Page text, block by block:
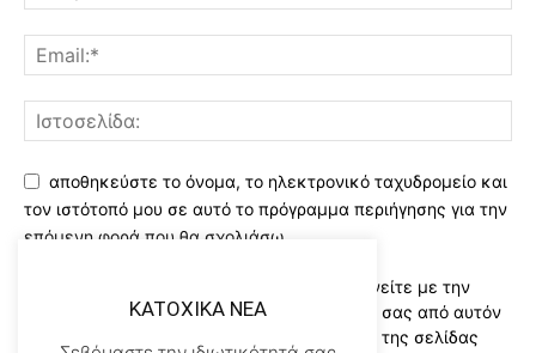
αποθηκεύστε το όνομα, το ηλεκτρονικό ταχυδρομείο και
τον ιστότοπό μου σε αυτό το πρόγραμμα περιήγησης για την
επόμενη φορά που θα σχολιάσω.
Χρησιμοποιώντας αυτό το έντυπο συμφωνείτε με την
αποθήκευση και χειρισμό των δεδομένων σας από αυτόν
τον ιστότοπο..Διαβάστε του ορους χρήσης της σελίδας
KATOXIKA NEA